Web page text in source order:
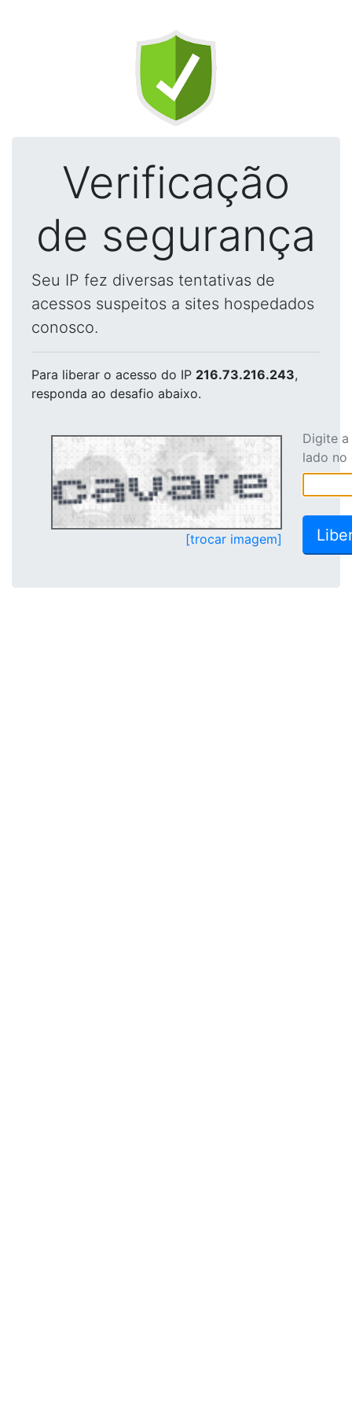
Verificação
de segurança
Seu IP fez diversas tentativas de
acessos suspeitos a sites hospedados
conosco.
Para liberar o acesso do IP 216.73.216.243,
responda ao desafio abaixo.
[trocar imagem]
Digite
lado no